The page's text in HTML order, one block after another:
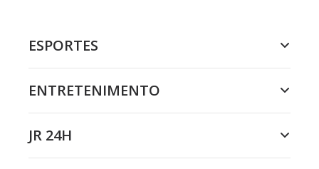
ESPORTES
ENTRETENIMENTO
JR 24H